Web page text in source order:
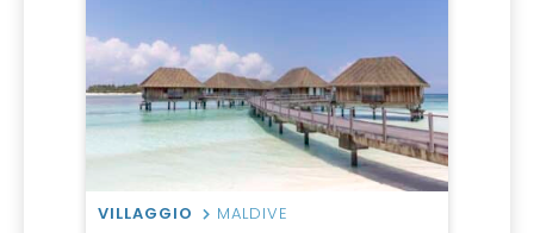
VILLAGGIO MALDIVE